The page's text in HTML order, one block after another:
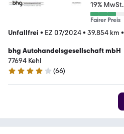
19% MwSt.
Fairer Preis
Unfallfrei • EZ 07/2024• 39.854 km •
bhg Autohandelsgesellschaft mbH
77694 Kehl
4 Sterne
(66)